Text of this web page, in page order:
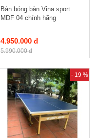
Bàn bóng bàn Vina sport
MDF 04 chính hãng
4.950.000 đ
5.990.000 đ
- 19 %